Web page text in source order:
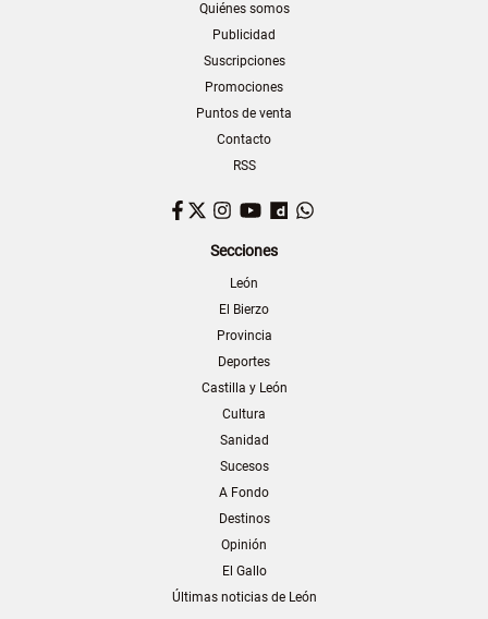
Quiénes somos
Publicidad
Suscripciones
Promociones
Puntos de venta
Contacto
RSS
Facebook
TwitterInstagram
YouTubeDailymotion
Secciones
León
El Bierzo
Provincia
Deportes
Castilla y León
Cultura
Sanidad
Sucesos
A Fondo
Destinos
Opinión
El Gallo
Últimas noticias de León